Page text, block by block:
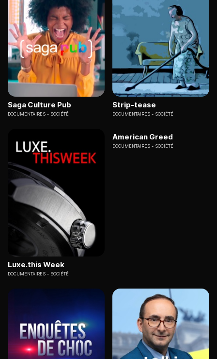
Saga Culture Pub
DOCUMENTAIRES SOCIÉTÉ
Strip-tease
DOCUMENTAIRES SOCIÉTÉ
Luxe.this Week
DOCUMENTAIRES SOCIÉTÉ
American Greed
DOCUMENTAIRES SOCIÉTÉ